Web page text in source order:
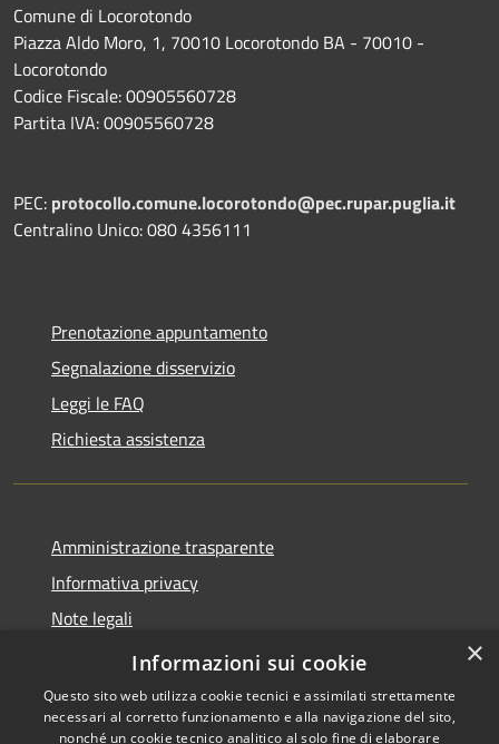
Comune di Locorotondo
Piazza Aldo Moro, 1, 70010 Locorotondo BA - 70010 -
Locorotondo
Codice Fiscale: 00905560728
Partita IVA: 00905560728
PEC: protocollo.comune.locorotondo@pec.rupar.puglia.it
Centralino Unico: 080 4356111
Prenotazione appuntamento
Segnalazione disservizio
Leggi le FAQ
Richiesta assistenza
Amministrazione trasparente
Informativa privacy
Note legali
Dichiarazione di accessibilità
×
Informazioni sui cookie
Questo sito web utilizza cookie tecnici e assimilati strettamente
necessari al corretto funzionamento e alla navigazione del sito,
nonché un cookie tecnico analitico al solo fine di elaborare